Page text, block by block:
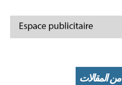
من المقالات